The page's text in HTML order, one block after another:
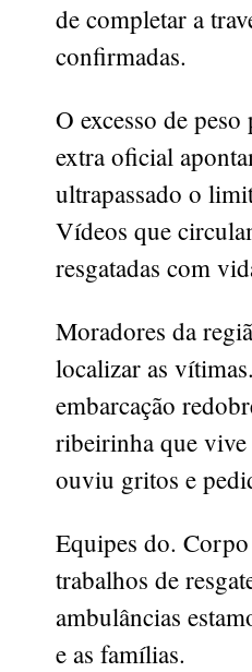
de completar a
confirmadas.
O excesso de
extra oficial
ultrapassado o
Vídeos que
resgatadas com
Moradores da
localizar as
embarcação
ribeirinha que
ouviu gritos e
Equipes do.
trabalhos de
ambulâncias
e as famílias.